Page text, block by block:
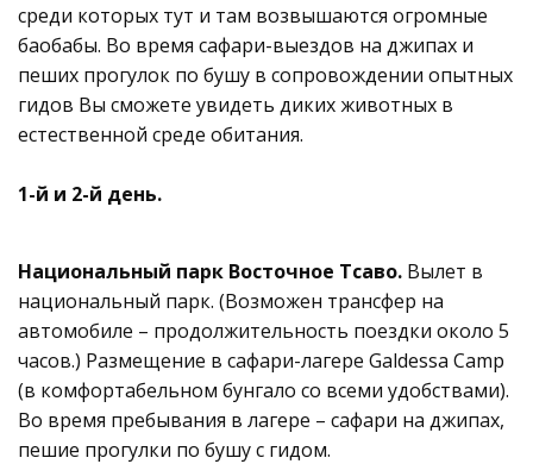
среди которых тут и там возвышаются огромные
баобабы. Во время сафари-выездов на джипах и
пеших прогулок по бушу в сопровождении опытных
гидов Вы сможете увидеть диких животных в
естественной среде обитания.
1-й и 2-й день.
Национальный парк Восточное Тсаво. Вылет в
национальный парк. (Возможен трансфер на
автомобиле – продолжительность поездки около 5
часов.) Размещение в сафари-лагере Galdessa Camp
(в комфортабельном бунгало со всеми удобствами).
Во время пребывания в лагере – сафари на джипах,
пешие прогулки по бушу с гидом.